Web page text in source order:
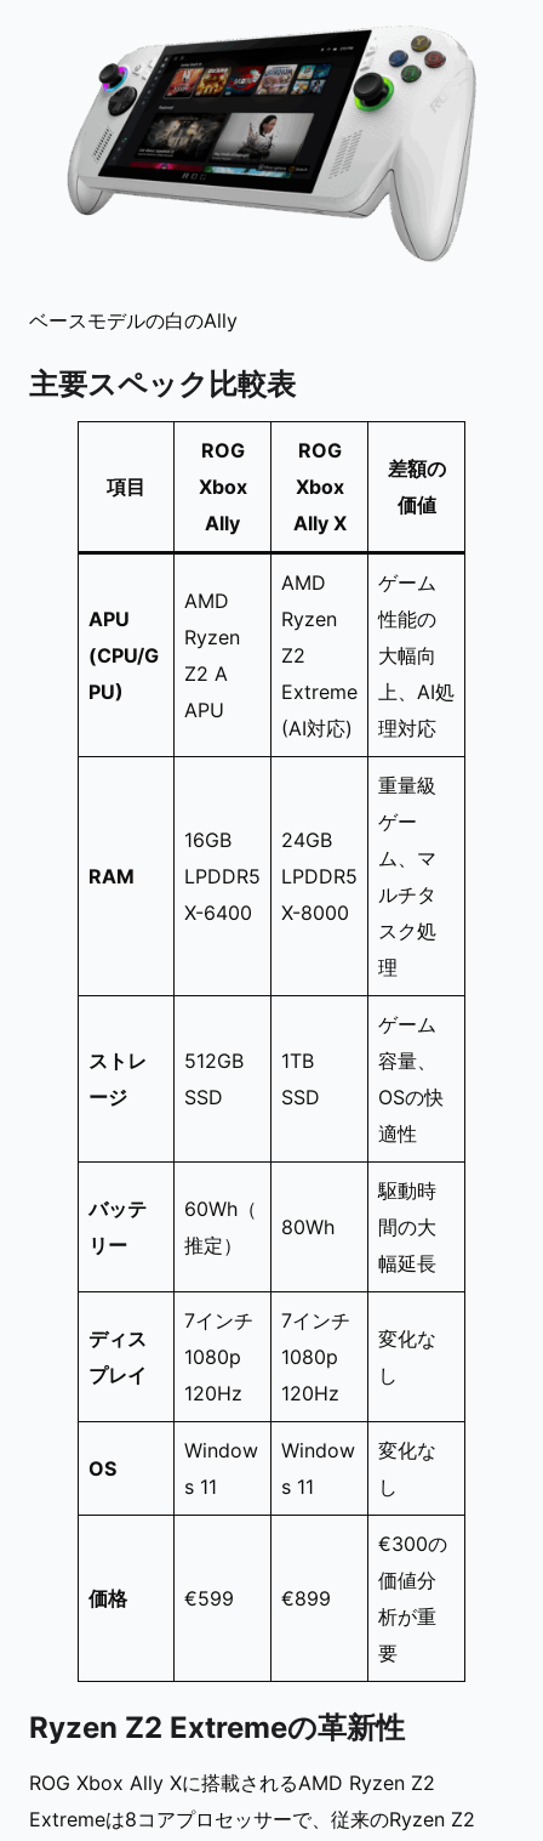
ベースモデルの白のAlly
主要スペック比較表
項目
ROG
Xbox
Ally
ROG
Xbox
Ally X
差額の
価値
APU
(CPU/G
PU)
AMD
Ryzen
Z2 A
APU
AMD
Ryzen
Z2
Extreme
(AI対応)
ゲーム
性能の
大幅向
上、AI処
理対応
RAM
16GB
LPDDR5
X-6400
24GB
LPDDR5
X-8000
重量級
ゲー
ム、マ
ルチタ
スク処
理
ストレ
ージ
512GB
SSD
1TB
SSD
ゲーム
容量、
OSの快
適性
バッテ
リー
60Wh（
推定）
80Wh
駆動時
間の大
幅延長
ディス
プレイ
7インチ
1080p
120Hz
7インチ
1080p
120Hz
変化な
し
OS
Window
s 11
Window
s 11
変化な
し
価格 €599 €899
€300の
価値分
析が重
要
Ryzen Z2 Extremeの革新性
ROG Xbox Ally Xに搭載されるAMD Ryzen Z2
Extremeは8コアプロセッサーで、従来のRyzen Z2